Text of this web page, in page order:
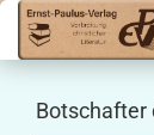
Botschafter